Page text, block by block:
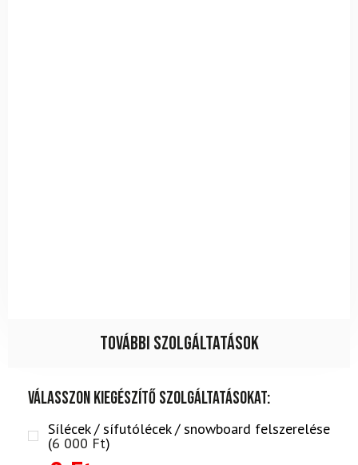
További szolgáltatások
Válasszon kiegészítő szolgáltatásokat:
Sílécek / sífutólécek / snowboard felszerelése
(6 000 Ft)